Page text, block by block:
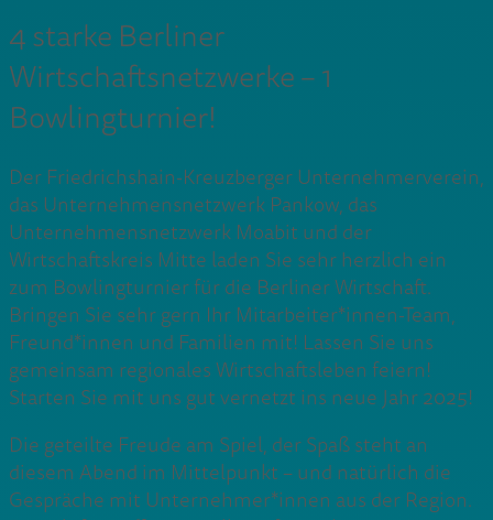
4 starke Berliner
Wirtschaftsnetzwerke – 1
Bowlingturnier!
Der Friedrichshain-Kreuzberger Unternehmerverein,
das Unternehmensnetzwerk Pankow, das
Unternehmensnetzwerk Moabit und der
Wirtschaftskreis Mitte laden Sie sehr herzlich ein
zum Bowlingturnier für die Berliner Wirtschaft.
Bringen Sie sehr gern Ihr Mitarbeiter*innen-Team,
Freund*innen und Familien mit! Lassen Sie uns
gemeinsam regionales Wirtschaftsleben feiern!
Starten Sie mit uns gut vernetzt ins neue Jahr 2025!
Die geteilte Freude am Spiel, der Spaß steht an
diesem Abend im Mittelpunkt – und natürlich die
Gespräche mit Unternehmer*innen aus der Region.